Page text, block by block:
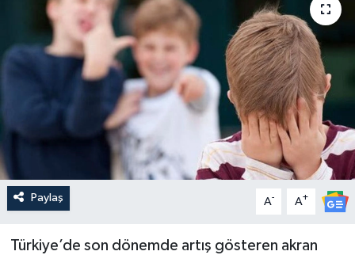
Paylaş A- A+
Türkiye’de son dönemde artış gösteren akran